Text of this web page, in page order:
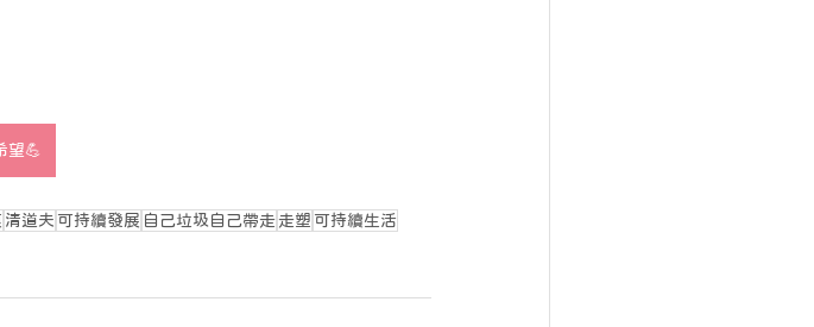
望💪
清道夫 可持續發展 自己垃圾自己帶走走塑 可持續生活